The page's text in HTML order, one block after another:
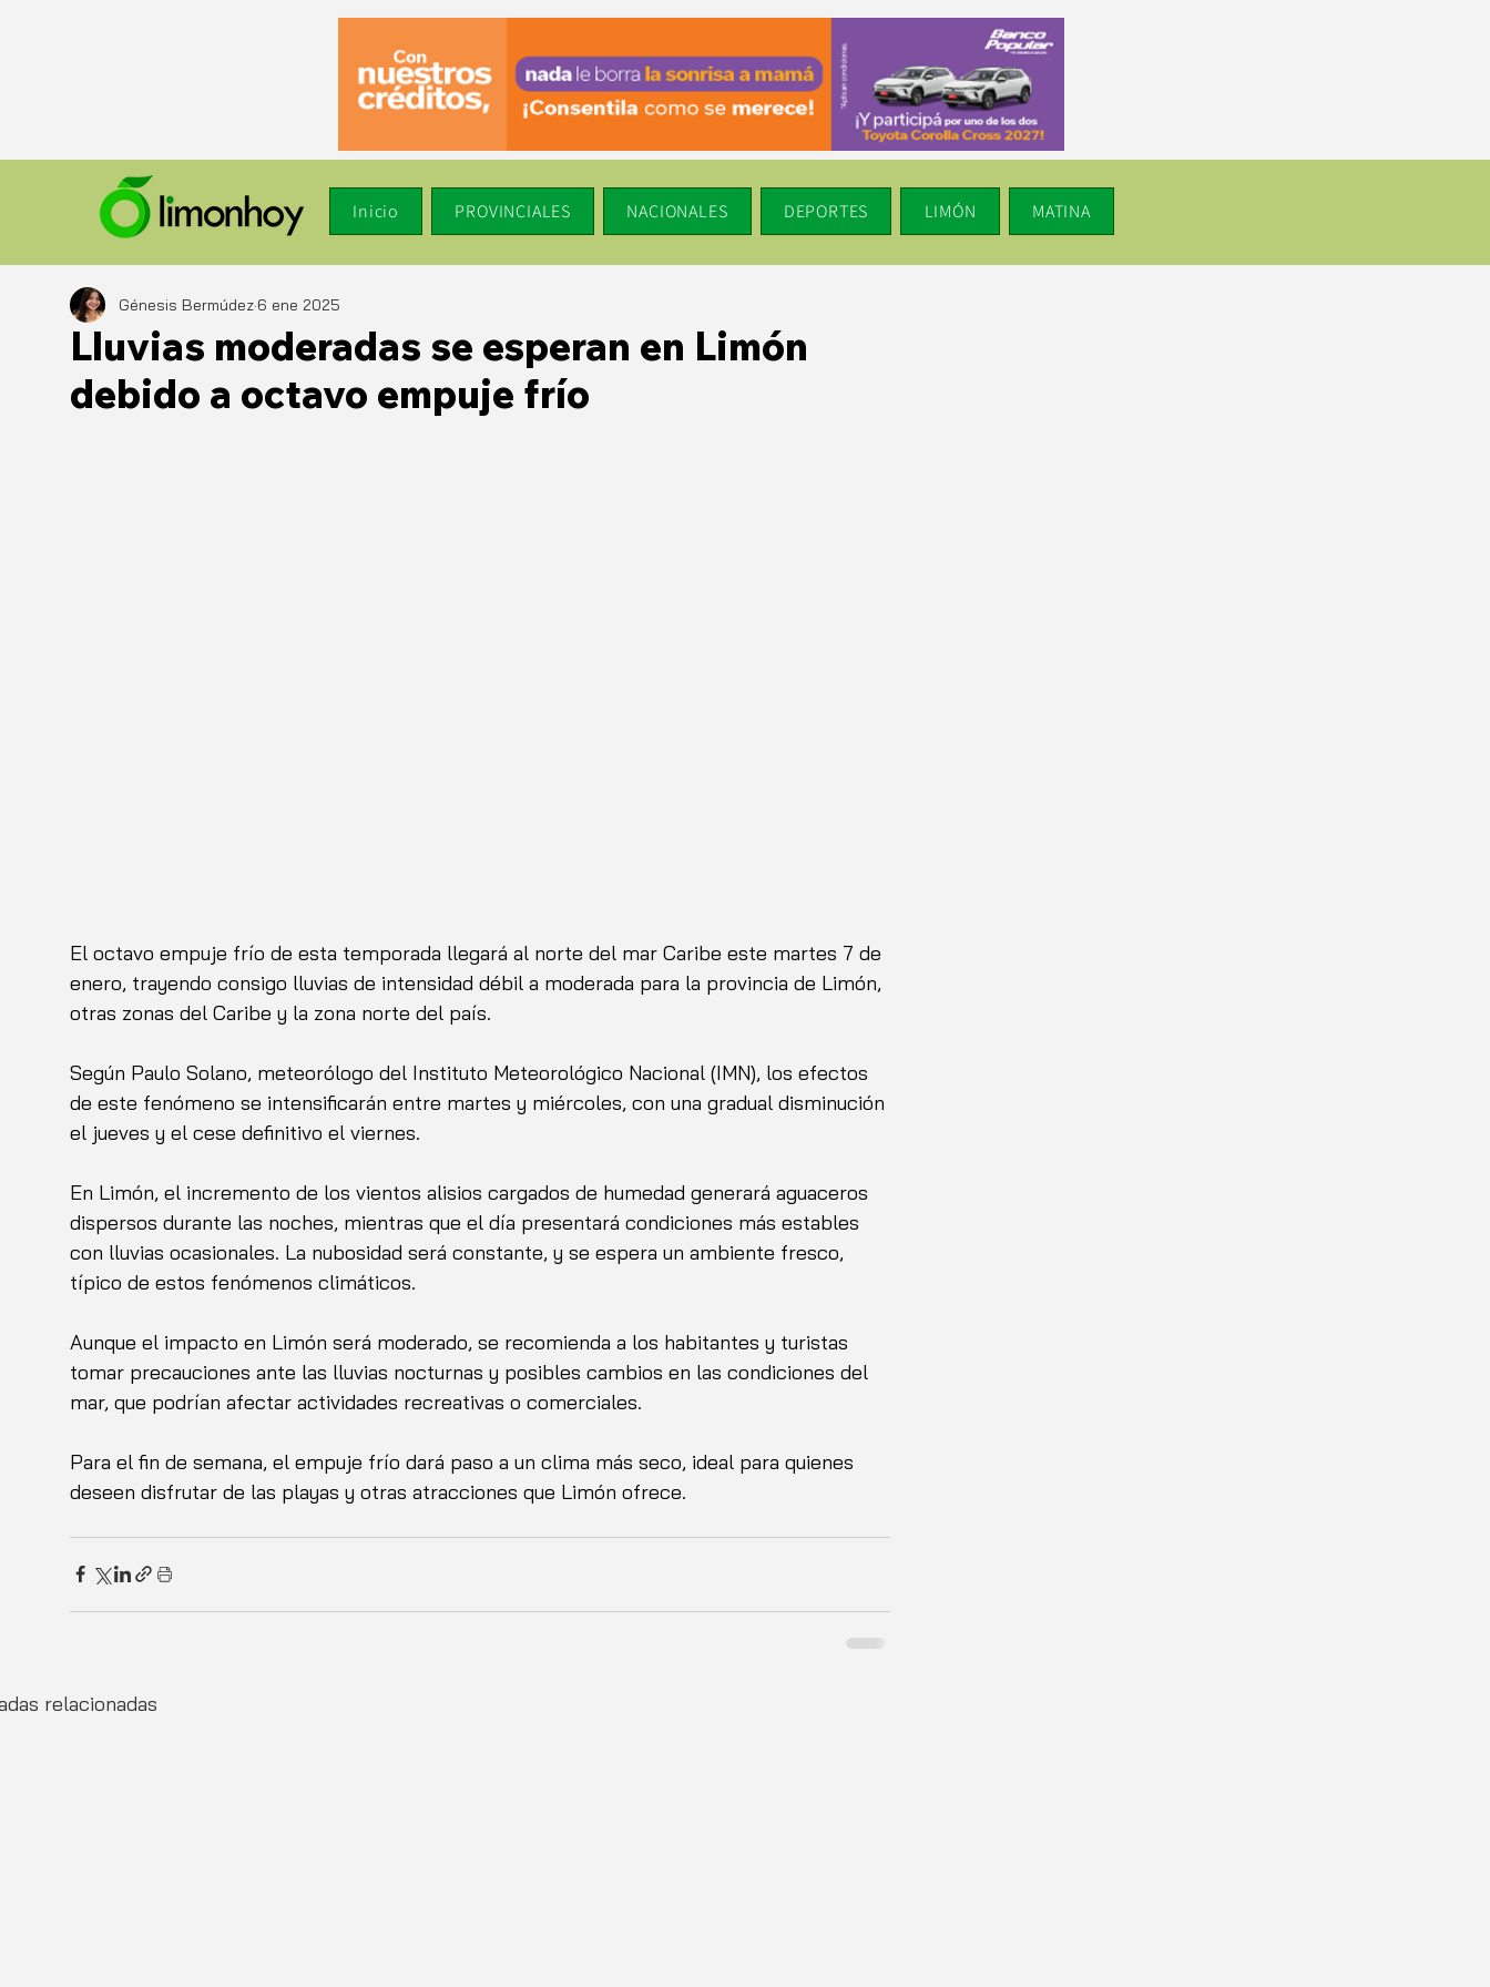
Inicio PROVINCIALES NACIONALES DEPORTES LIMÓN MATINA
Lluvias moderadas se esperan en Limón
debido a octavo empuje frío
Génesis Bermúdez 6 ene 2025
El octavo empuje frío de esta temporada llegará al norte del mar Caribe este martes 7 de
enero, trayendo consigo lluvias de intensidad débil a moderada para la provincia de Limón,
otras zonas del Caribe y la zona norte del país.
Según Paulo Solano, meteorólogo del Instituto Meteorológico Nacional (IMN), los efectos
de este fenómeno se intensificarán entre martes y miércoles, con una gradual disminución
el jueves y el cese definitivo el viernes.
En Limón, el incremento de los vientos alisios cargados de humedad generará aguaceros
dispersos durante las noches, mientras que el día presentará condiciones más estables
con lluvias ocasionales. La nubosidad será constante, y se espera un ambiente fresco,
típico de estos fenómenos climáticos.
Aunque el impacto en Limón será moderado, se recomienda a los habitantes y turistas
tomar precauciones ante las lluvias nocturnas y posibles cambios en las condiciones del
mar, que podrían afectar actividades recreativas o comerciales.
Para el fin de semana, el empuje frío dará paso a un clima más seco, ideal para quienes
deseen disfrutar de las playas y otras atracciones que Limón ofrece.
relacionadas